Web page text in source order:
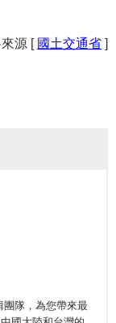
源 [ 國土交通省 ]
團隊，為您帶來最